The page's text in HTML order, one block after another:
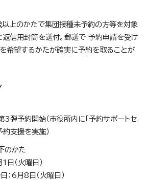
上のかたで集団接種未予約の方等を対象
信用封筒を送付。郵送で 予約申請を受け
希望するかたが確実に予約を取ることが
3弾予約開始（市役所内に「予約サポートセ
約支援を実施）
のかた
日（火曜日）
：6月8日（火曜日）